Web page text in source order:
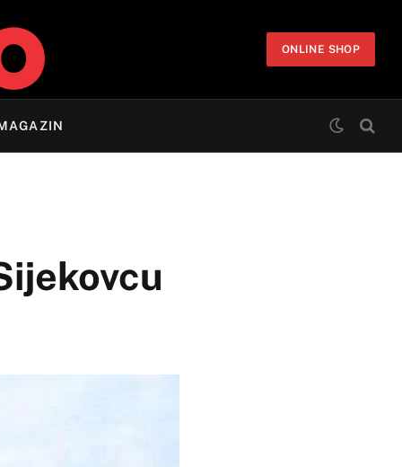
ONLINE SHOP